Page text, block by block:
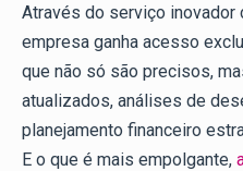
Através do serviço inovador
empresa ganha acesso
que não só são precisos,
atualizados, análises de
planejamento financeiro
E o que é mais empolgante,